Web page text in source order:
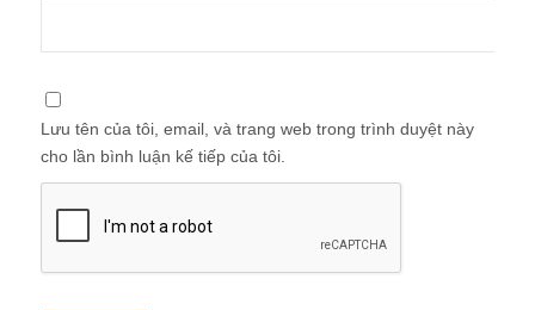
Lưu tên của tôi, email, và trang web trong trình duyệt này
cho lần bình luận kế tiếp của tôi.